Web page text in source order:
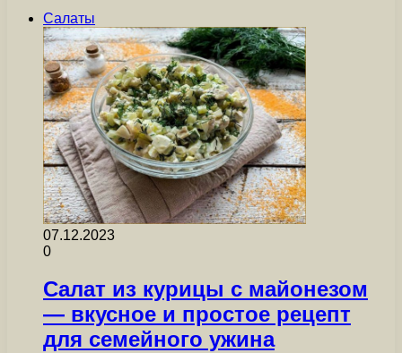
Салаты
07.12.2023
0
Салат из курицы с майонезом
— вкусное и простое рецепт
для семейного ужина